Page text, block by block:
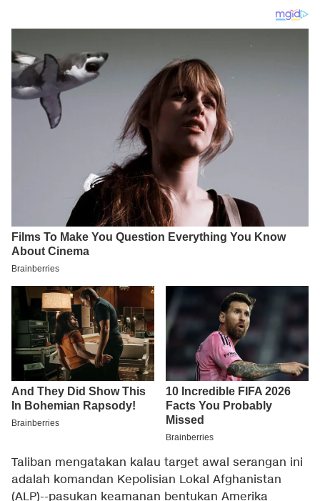
Taliban mengatakan kalau target awal serangan ini
adalah komandan Kepolisian Lokal Afghanistan
(ALP)--pasukan keamanan bentukan Amerika